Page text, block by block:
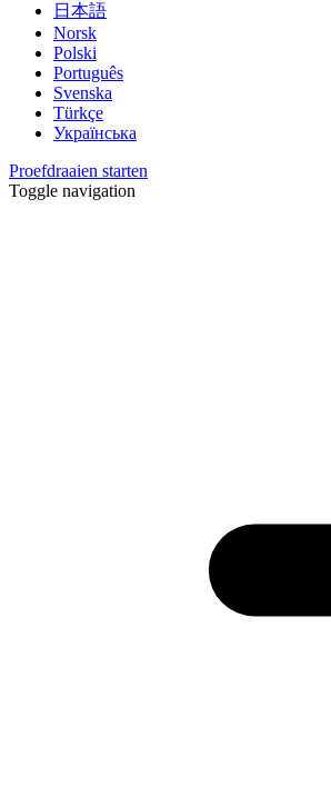
日本語
Norsk
Polski
Português
Svenska
Türkçe
Українська
Proefdraaien starten
Toggle navigation